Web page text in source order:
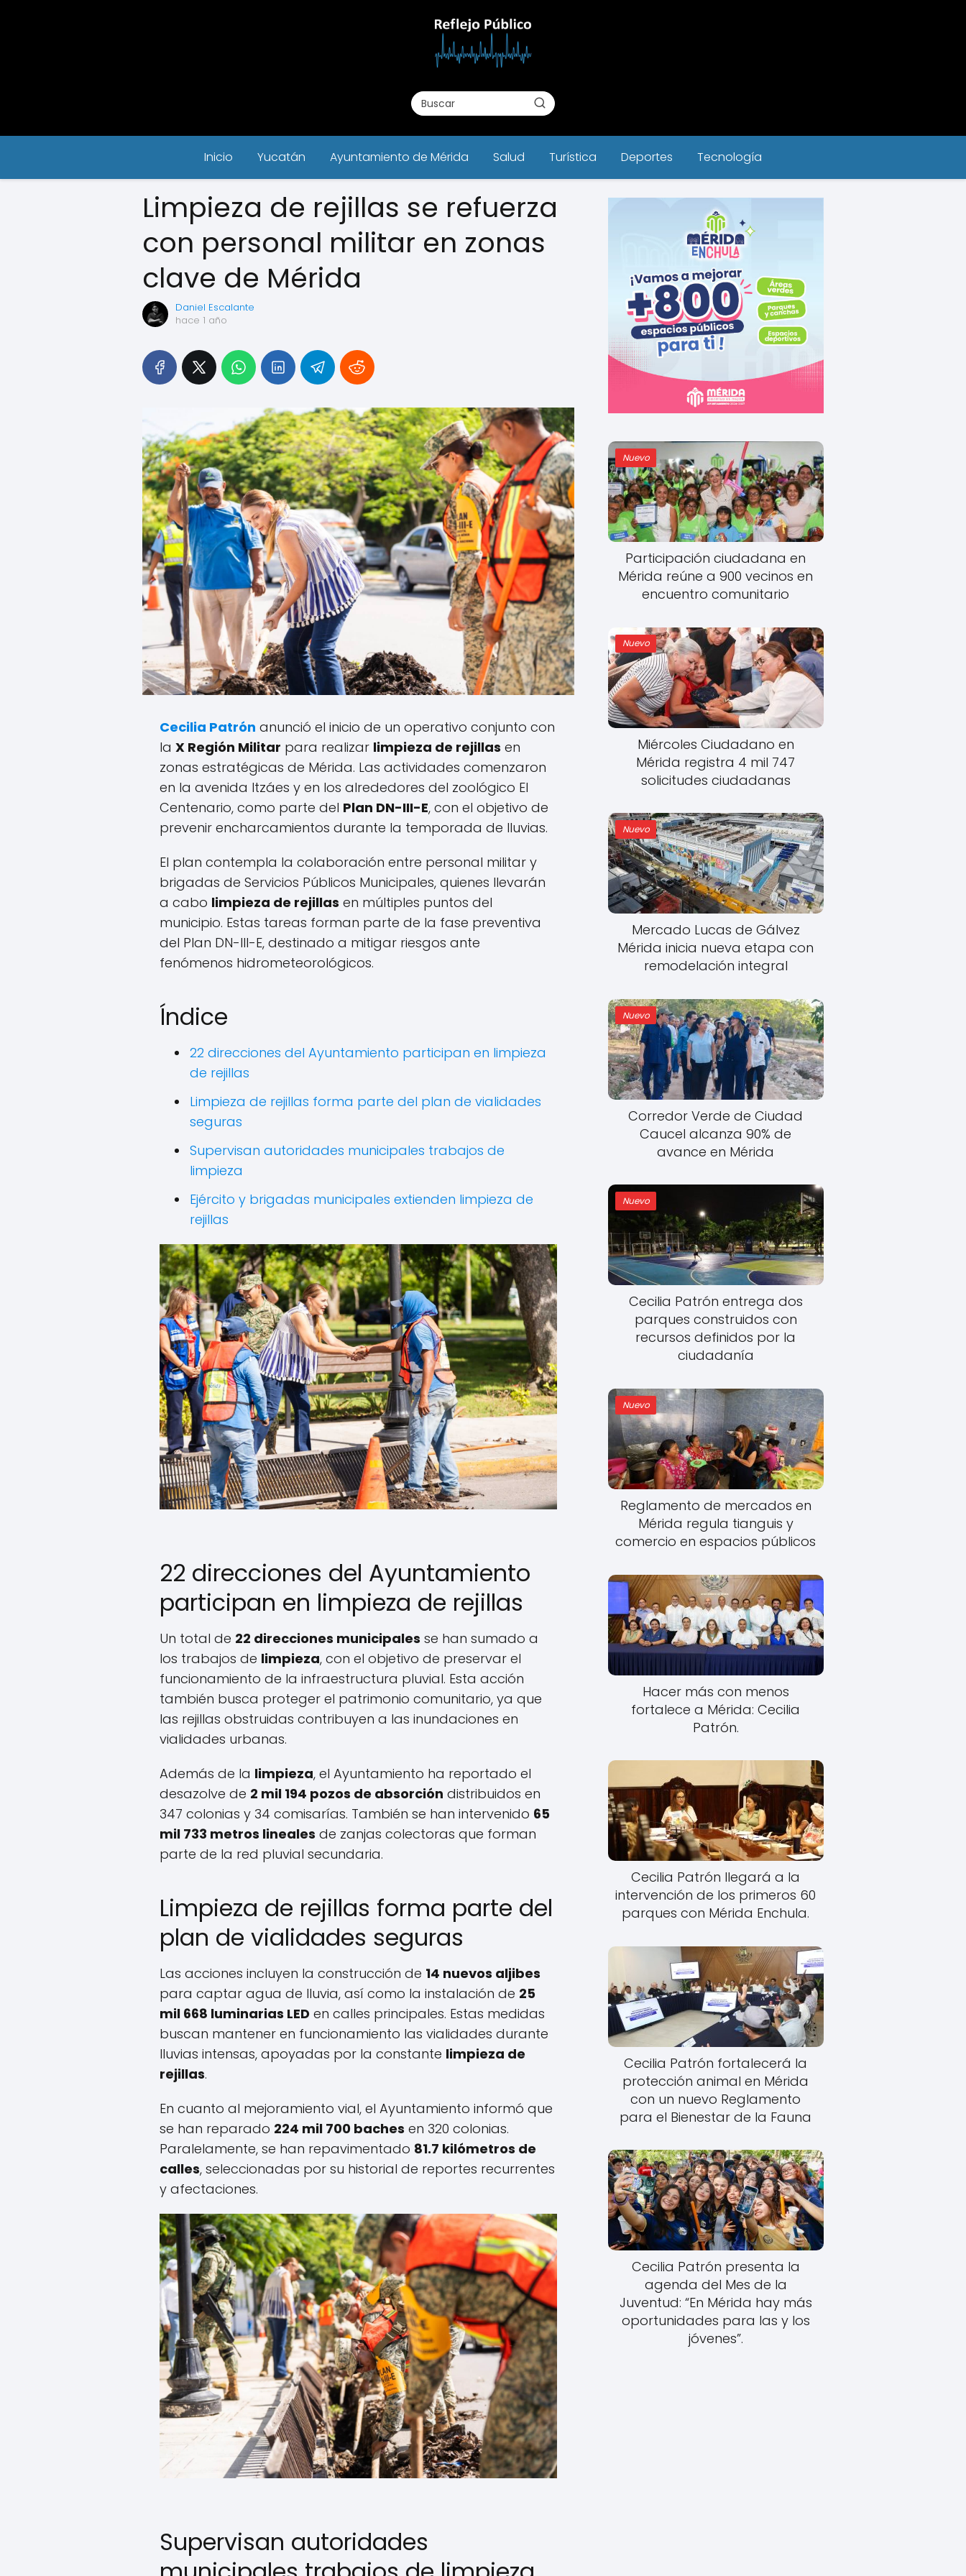
Inicio Yucatán Ayuntamiento de Mérida Salud Turística Deportes Tecnología
Limpieza de rejillas se refuerza
con personal militar en zonas
clave de Mérida
Daniel Escalante
hace 1 año
Cecilia Patrón anunció el inicio de un operativo conjunto con
la X Región Militar para realizar limpieza de rejillas en
zonas estratégicas de Mérida. Las actividades comenzaron
en la avenida Itzáes y en los alrededores del zoológico El
Centenario, como parte del Plan DN-III-E, con el objetivo de
prevenir encharcamientos durante la temporada de lluvias.
El plan contempla la colaboración entre personal militar y
brigadas de Servicios Públicos Municipales, quienes llevarán
a cabo limpieza de rejillas en múltiples puntos del
municipio. Estas tareas forman parte de la fase preventiva
del Plan DN-III-E, destinado a mitigar riesgos ante
fenómenos hidrometeorológicos.
Índice
22 direcciones del Ayuntamiento participan en limpieza
de rejillas
Limpieza de rejillas forma parte del plan de vialidades
seguras
Supervisan autoridades municipales trabajos de
limpieza
Ejército y brigadas municipales extienden limpieza de
rejillas
22 direcciones del Ayuntamiento
participan en limpieza de rejillas
Un total de 22 direcciones municipales se han sumado a
los trabajos de limpieza, con el objetivo de preservar el
funcionamiento de la infraestructura pluvial. Esta acción
también busca proteger el patrimonio comunitario, ya que
las rejillas obstruidas contribuyen a las inundaciones en
vialidades urbanas.
Además de la limpieza, el Ayuntamiento ha reportado el
desazolve de 2 mil 194 pozos de absorción distribuidos en
347 colonias y 34 comisarías. También se han intervenido 65
mil 733 metros lineales de zanjas colectoras que forman
parte de la red pluvial secundaria.
Limpieza de rejillas forma parte del
plan de vialidades seguras
Las acciones incluyen la construcción de 14 nuevos aljibes
para captar agua de lluvia, así como la instalación de 25
mil 668 luminarias LED en calles principales. Estas medidas
buscan mantener en funcionamiento las vialidades durante
lluvias intensas, apoyadas por la constante limpieza de
rejillas.
En cuanto al mejoramiento vial, el Ayuntamiento informó que
se han reparado 224 mil 700 baches en 320 colonias.
Paralelamente, se han repavimentado 81.7 kilómetros de
calles, seleccionadas por su historial de reportes recurrentes
y afectaciones.
Supervisan autoridades
Nuevo
Participación ciudadana en
Mérida reúne a 900 vecinos en
encuentro comunitario
Nuevo
Miércoles Ciudadano en
Mérida registra 4 mil 747
solicitudes ciudadanas
Nuevo
Mercado Lucas de Gálvez
Mérida inicia nueva etapa con
remodelación integral
Nuevo
Corredor Verde de Ciudad
Caucel alcanza 90% de
avance en Mérida
Nuevo
Cecilia Patrón entrega dos
parques construidos con
recursos definidos por la
ciudadanía
Nuevo
Reglamento de mercados en
Mérida regula tianguis y
comercio en espacios públicos
Hacer más con menos
fortalece a Mérida: Cecilia
Patrón.
Cecilia Patrón llegará a la
intervención de los primeros 60
parques con Mérida Enchula.
Cecilia Patrón fortalecerá la
protección animal en Mérida
con un nuevo Reglamento
para el Bienestar de la Fauna
Cecilia Patrón presenta la
agenda del Mes de la
Juventud: “En Mérida hay más
oportunidades para las y los
jóvenes”.